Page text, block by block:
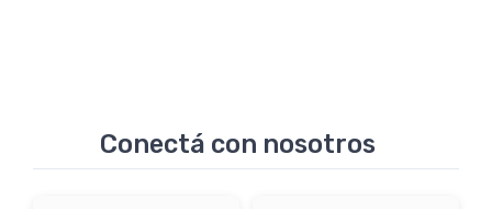
Conectá con nosotros